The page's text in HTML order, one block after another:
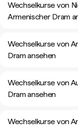
Wechselkurse von
Armenischer Dram
Wechselkurse von
Dram ansehen
Wechselkurse von
Dram ansehen
Wechselkurse von